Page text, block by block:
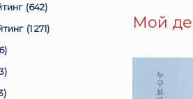
Мой
(642)
(1 271)